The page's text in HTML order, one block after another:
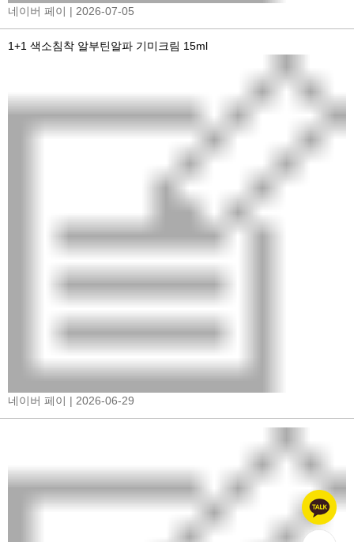
네이버 페이 | 2026-07-05
1+1 색소침착 알부틴알파 기미크림 15ml
네이버 페이 | 2026-06-29